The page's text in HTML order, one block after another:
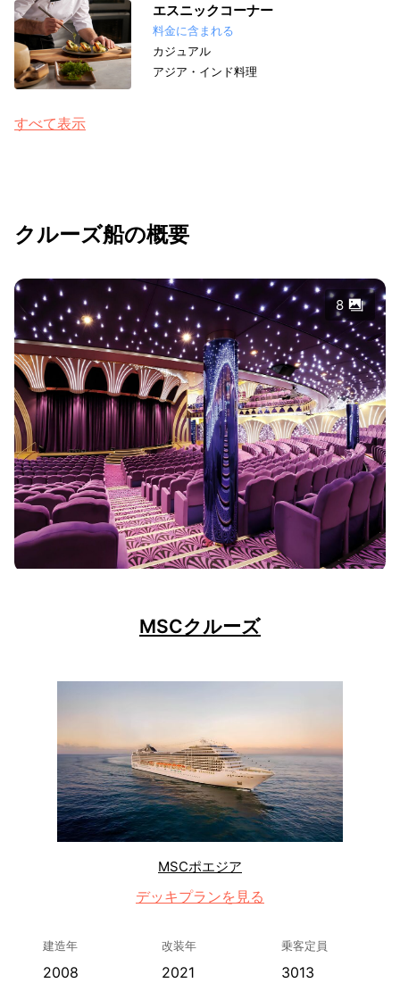
エスニックコーナー
料金に含まれる
カジュアル
アジア・インド料理
すべて表示
クルーズ船の概要
8
MSCクルーズ
MSCポエジア
デッキプランを見る
建造年
2008
改装年
2021
乗客定員
3013